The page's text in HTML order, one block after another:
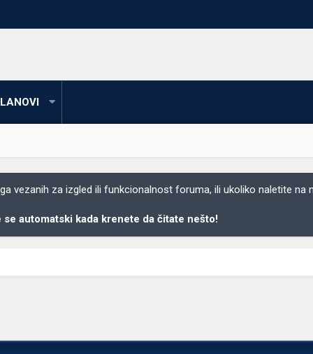
vezanih za izgled ili funkcionalnost foruma, ili ukoliko naletite na
se automatski kada krenete da čitate nešto!